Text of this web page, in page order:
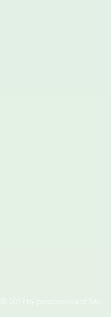
© 2019 by popponooka of Site.